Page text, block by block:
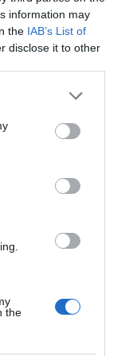
information may
the IAB’s List of
disclose it to other
the
y
a los que a la
inteligentes
atención
y el apoyo a
del
es básico para
personas
molestias del